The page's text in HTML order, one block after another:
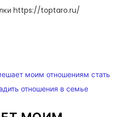
https://toptaro.ru/